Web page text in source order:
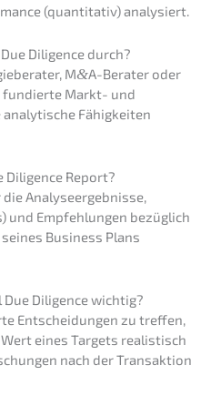
(quanti­ta­tiv) analysiert.
Diligence durch?
M&A-Berater oder
fundier­te Markt- und
Fähig­kei­ten
Diligence Report?
Analy­se­er­geb­nis­se,
und Empfeh­lun­gen bezüg­lich
Business Plans
Diligence wichtig?
Entschei­dun­gen zu treffen,
eines Targets realis­tisch
nach der Trans­ak­ti­on